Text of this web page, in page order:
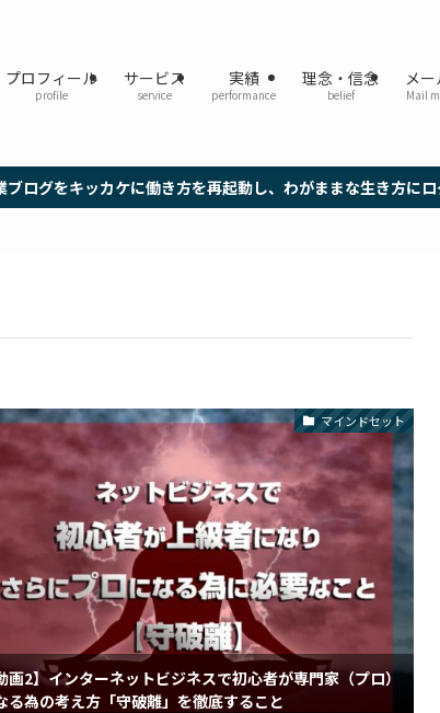
プロフィール
profile
サービス
service
実績
performance
理念・信念
belief
メ
Mail
方を再起動し、わがままな生き方にログインするためのブロ
マインドセット
画2】インターネットビジネスで初心者が専門家（プロ）
る為の考え方「守破離」を徹底すること